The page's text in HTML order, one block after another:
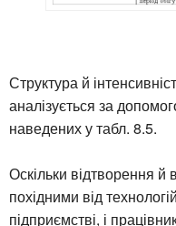
Структура й
аналізується за
наведених у табл. 8.5.
Оскільки відтворення й
похідними від
підприємстві, і